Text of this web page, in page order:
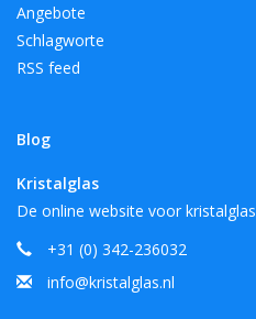
Angebote
Schlagworte
RSS feed
Blog
Kristalglas
De online website voor kristalglas
+31 (0) 342-236032
info@kristalglas.nl